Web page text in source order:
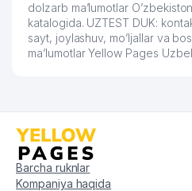
dolzarb ma’lumotlar
katalogida. UZTEST DUK:
sayt, joylashuv, mo’ljallar va
ma’lumotlar Yellow Pages
Barcha ruknlar
Kompaniya haqida